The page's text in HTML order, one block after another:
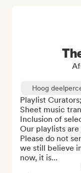
Hoog
Playlist Curators;
Sheet music
Inclusion of
Our playlists
Please do not
we still believe
now, it is...